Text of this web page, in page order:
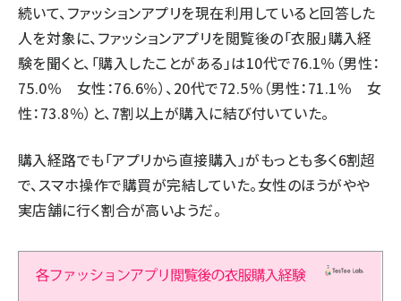
続いて、ファッションアプリを現在利用していると回答した
人を対象に、ファッションアプリを閲覧後の「衣服」購入経
験を聞くと、「購入したことがある」は10代で76.1％（男性：
75.0％ 女性：76.6％）、20代で72.5％（男性：71.1％ 女
性：73.8％）と、7割以上が購入に結び付いていた。
購入経路でも「アプリから直接購入」がもっとも多く6割超
で、スマホ操作で購買が完結していた。女性のほうがやや
実店舗に行く割合が高いようだ。